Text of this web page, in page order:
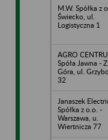
M.W. Spółka z
Świecko, ul.
Logistyczna 1
AGRO
Spóła Jawna -
Góra, ul.
32
Janaszek
Spółka z o.o. -
Warszawa, u.
Wiertnicza 77